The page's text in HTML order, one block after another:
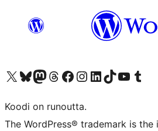
Visit our X (formerly Twitter) account
Visit our Bluesky account
Visit our Mastodon account
Visit our Threads account
Visit our Facebook page
Visit our Instagram account
Visit our LinkedIn account
Visit our TikTok account
Näytä YouTube-kanava
Visit our
Koodi on runoutta.
The WordPress® trademark is